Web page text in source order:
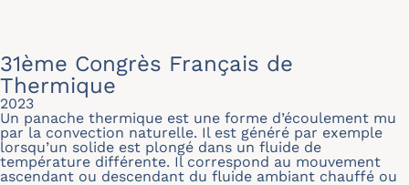
31ème Congrès Français de
Thermique
2023
Un panache thermique est une forme d’écoulement mu
par la convection naturelle. Il est généré par exemple
lorsqu’un solide est plongé dans un fluide de
température différente. Il correspond au mouvement
ascendant ou descendant du fluide ambiant chauffé ou